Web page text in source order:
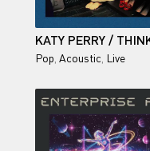
Pop Acoustic Live